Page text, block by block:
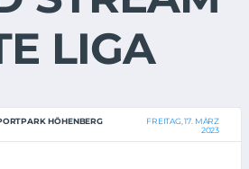
LIGA
HÖHENBERG
FREITAG, 17. MÄRZ
2023